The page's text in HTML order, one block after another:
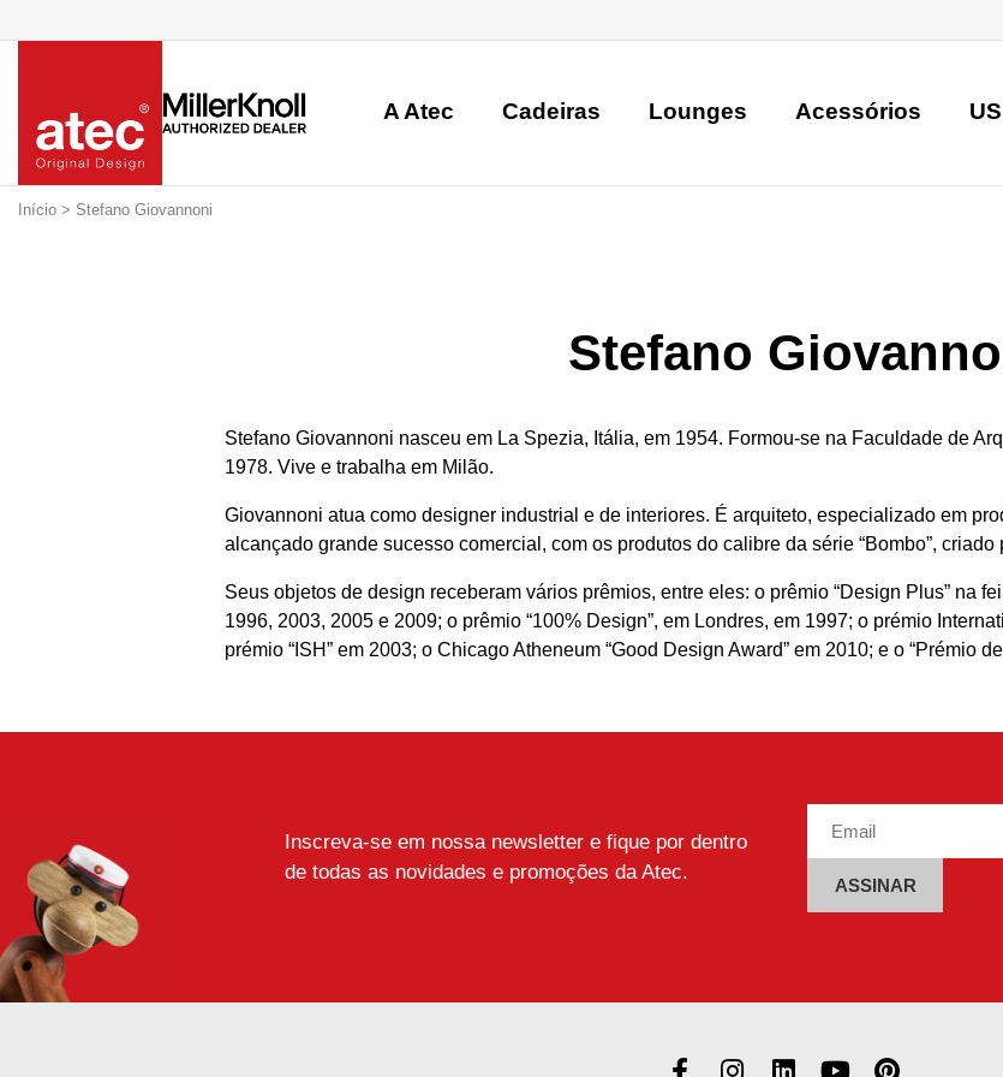
A Atec Cadeiras Lounges Acessórios
Início > Stefano Giovannoni
Stefano
Stefano Giovannoni nasceu em La Spezia, Itália, em 1954. Formou-se na Faculdade de
1978. Vive e trabalha em Milão.
Giovannoni atua como designer industrial e de interiores. É arquiteto, especializado em
alcançado grande sucesso comercial, com os produtos do calibre da série “Bombo”, criado
Seus objetos de design receberam vários prêmios, entre eles: o prêmio “Design Plus” na
1996, 2003, 2005 e 2009; o prêmio “100% Design”, em Londres, em 1997; o prémio
prémio “ISH” em 2003; o Chicago Atheneum “Good Design Award” em 2010; e o “Prémio
Inscreva-se em nossa newsletter e fique por dentro
de todas as novidades e promoções da Atec.